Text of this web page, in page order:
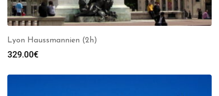
Lyon Haussmannien (2h)
329.00€